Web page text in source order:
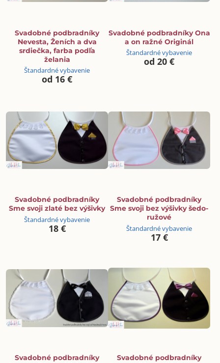
Svadobné podbradníky
Nevesta, Ženích a dva
srdiečka, farba podľa
želania
Štandardné vybavenie
od 16 €
Svadobné podbradníky Ona
a on ražné Originál
Štandardné vybavenie
od 20 €
Svadobné podbradníky
Sme svoji zlaté bez výšivky
Štandardné vybavenie
18 €
Svadobné podbradníky
Sme svoji bez výšivky šedo-
ružové
Štandardné vybavenie
17 €
Svadobné podbradníky
Svadobné podbradníky